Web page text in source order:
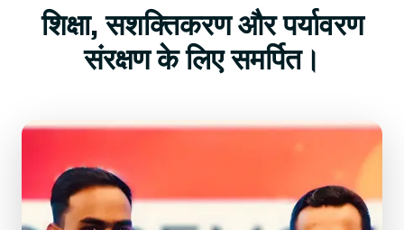
शिक्षा, सशक्तिकरण और पर्यावरण
संरक्षण के लिए समर्पित।